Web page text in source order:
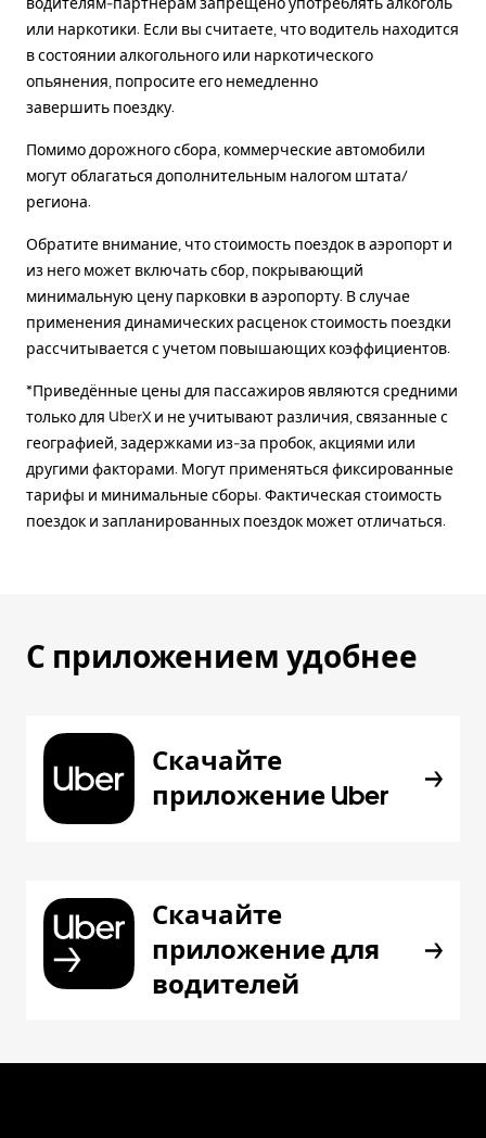
или наркотики. Если вы считаете, что водитель находится
в состоянии алкогольного или наркотического
опьянения, попросите его немедленно
завершить поездку.
Помимо дорожного сбора, коммерческие автомобили
могут облагаться дополнительным налогом штата/
региона.
Обратите внимание, что стоимость поездок в аэропорт и
из него может включать сбор, покрывающий
минимальную цену парковки в аэропорту. В случае
применения динамических расценок стоимость поездки
рассчитывается с учетом повышающих коэффициентов.
*Приведённые цены для пассажиров являются средними
только для UberX и не учитывают различия, связанные с
географией, задержками из-за пробок, акциями или
другими факторами. Могут применяться фиксированные
тарифы и минимальные сборы. Фактическая стоимость
поездок и запланированных поездок может отличаться.
С приложением удобнее
Скачайте
приложение Uber
Скачайте
приложение для
водителей